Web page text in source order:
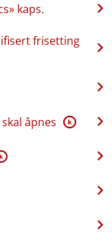
kaps.
frisetting
åpnes K